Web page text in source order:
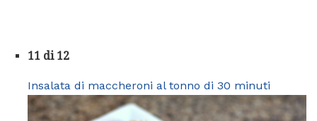
11 di 12
Insalata di maccheroni al tonno di 30 minuti